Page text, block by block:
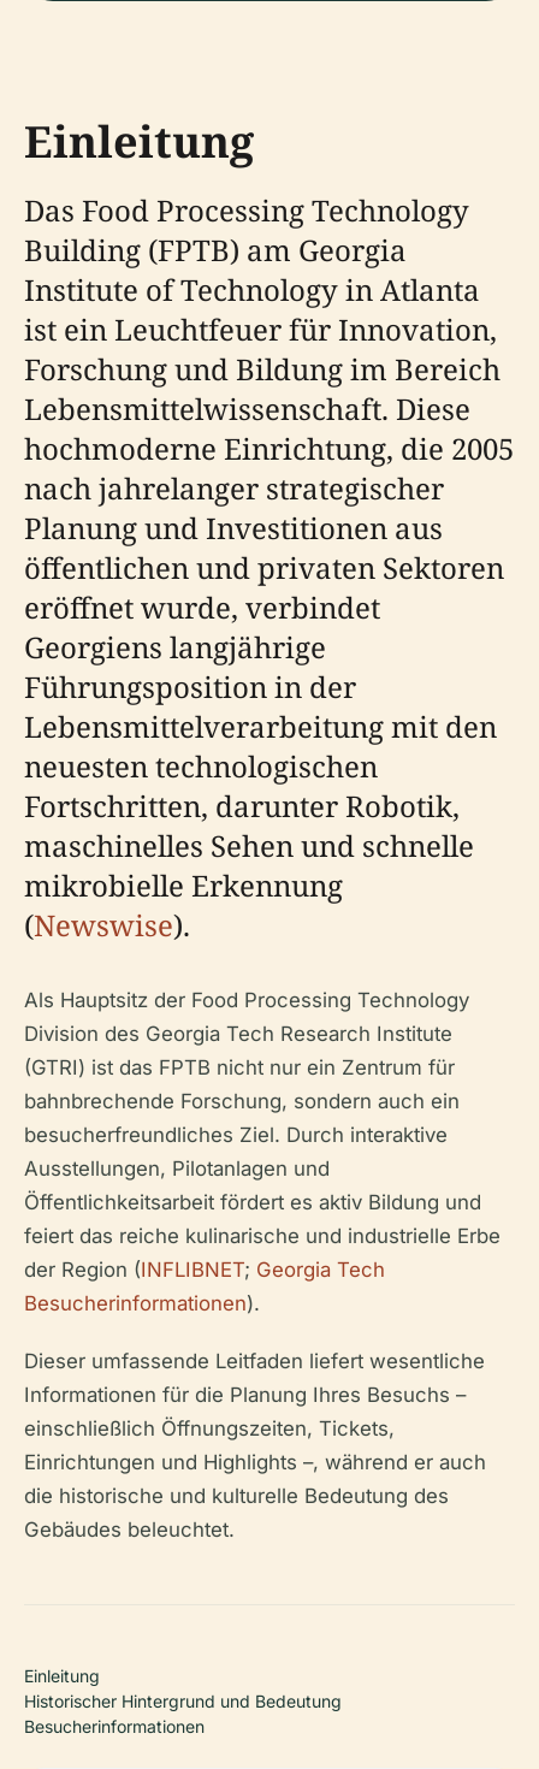
Einleitung
Das Food Processing Technology
Building (FPTB) am Georgia
Institute of Technology in Atlanta
ist ein Leuchtfeuer für Innovation,
Forschung und Bildung im Bereich
Lebensmittelwissenschaft. Diese
hochmoderne Einrichtung, die 2005
nach jahrelanger strategischer
Planung und Investitionen aus
öffentlichen und privaten Sektoren
eröffnet wurde, verbindet
Georgiens langjährige
Führungsposition in der
Lebensmittelverarbeitung mit den
neuesten technologischen
Fortschritten, darunter Robotik,
maschinelles Sehen und schnelle
mikrobielle Erkennung
(Newswise).
Als Hauptsitz der Food Processing Technology
Division des Georgia Tech Research Institute
(GTRI) ist das FPTB nicht nur ein Zentrum für
bahnbrechende Forschung, sondern auch ein
besucherfreundliches Ziel. Durch interaktive
Ausstellungen, Pilotanlagen und
Öffentlichkeitsarbeit fördert es aktiv Bildung und
feiert das reiche kulinarische und industrielle Erbe
der Region (INFLIBNET; Georgia Tech
Besucherinformationen).
Dieser umfassende Leitfaden liefert wesentliche
Informationen für die Planung Ihres Besuchs –
einschließlich Öffnungszeiten, Tickets,
Einrichtungen und Highlights –, während er auch
die historische und kulturelle Bedeutung des
Gebäudes beleuchtet.
Einleitung
Historischer Hintergrund und Bedeutung
Besucherinformationen